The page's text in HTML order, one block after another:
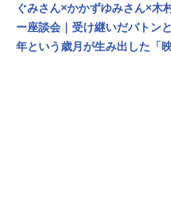
ぐみさん×かかずゆみさん×木
ー座談会｜受け継いだバトン
年という歳月が生み出した「